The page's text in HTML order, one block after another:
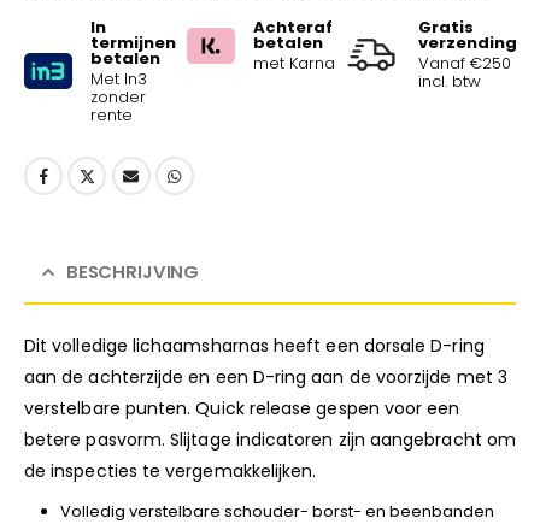
In
termijnen
betalen
Met In3
zonder
rente
Achteraf
betalen
met Karna
Gratis
verzending
Vanaf €250
incl. btw
BESCHRIJVING
Dit volledige lichaamsharnas heeft een dorsale D-ring
aan de achterzijde en een D-ring aan de voorzijde met 3
verstelbare punten. Quick release gespen voor een
betere pasvorm. Slijtage indicatoren zijn aangebracht om
de inspecties te vergemakkelijken.
Volledig verstelbare schouder- borst- en beenbanden